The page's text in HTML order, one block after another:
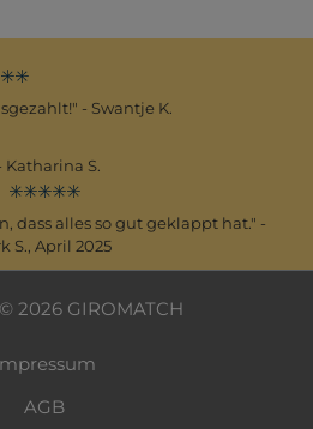
- Swantje K.
S.
✳️✳️✳️✳️✳️
dass alles so gut geklappt hat." -
S., April 2025
2026 GIROMATCH
AGB